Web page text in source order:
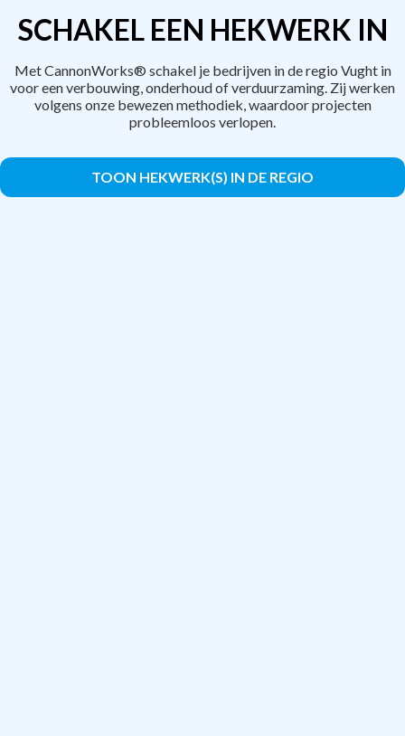
SCHAKEL EEN HEKWERK IN
Met CannonWorks® schakel je bedrijven in de regio Vught in
voor een verbouwing, onderhoud of verduurzaming. Zij werken
volgens onze bewezen methodiek, waardoor projecten
probleemloos verlopen.
TOON HEKWERK(S) IN DE REGIO